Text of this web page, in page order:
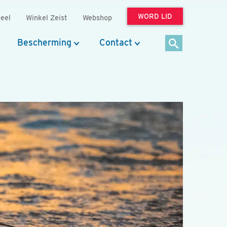
Winkel Zeist Webshop WORD LID
Bescherming Contact